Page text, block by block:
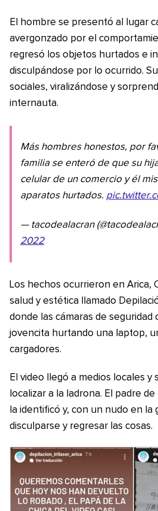
El hombre se presentó al lugar
avergonzado por el
regresó los objetos hurtados e
disculpándose por lo ocurrido.
sociales, viralizándose y
internauta.
Más hombres honestos, por
familia se enteró de que su
celular de un comercio y él
aparatos hurtados.
— tacodealacran
2022
Los hechos ocurrieron en Arica,
salud y estética llamado
donde las cámaras de seguridad
jovencita hurtando una laptop,
cargadores.
El video llegó a medios locales y
localizar a la ladrona. El padre
la identificó y, con un nudo en la
disculparse y regresar las cosas.